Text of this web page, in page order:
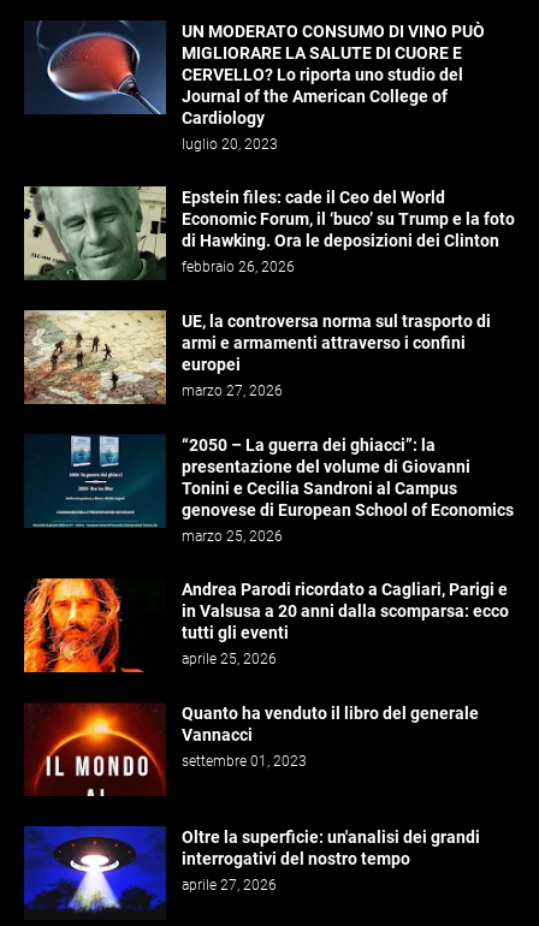
UN MODERATO CONSUMO DI VINO PUÒ
MIGLIORARE LA SALUTE DI CUORE E
CERVELLO? Lo riporta uno studio del
Journal of the American College of
Cardiology
luglio 20, 2023
Epstein files: cade il Ceo del World
Economic Forum, il ‘buco’ su Trump e la foto
di Hawking. Ora le deposizioni dei Clinton
febbraio 26, 2026
UE, la controversa norma sul trasporto di
armi e armamenti attraverso i confini
europei
marzo 27, 2026
“2050 – La guerra dei ghiacci”: la
presentazione del volume di Giovanni
Tonini e Cecilia Sandroni al Campus
genovese di European School of Economics
marzo 25, 2026
Andrea Parodi ricordato a Cagliari, Parigi e
in Valsusa a 20 anni dalla scomparsa: ecco
tutti gli eventi
aprile 25, 2026
Quanto ha venduto il libro del generale
Vannacci
settembre 01, 2023
Oltre la superficie: un'analisi dei grandi
interrogativi del nostro tempo
aprile 27, 2026